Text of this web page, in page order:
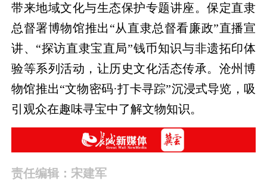
带来地域文化与生态保护专题讲座。保定直隶
总督署博物馆推出“从直隶总督看廉政”直播宣
讲、“探访直隶宝直局”钱币知识与非遗拓印体
验等系列活动，让历史文化活态传承。沧州博
物馆推出“文物密码·打卡寻踪”沉浸式导览，吸
引观众在趣味寻宝中了解文物知识。
责任编辑：宋建军